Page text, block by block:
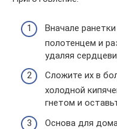
Вначале
полотенцем и
удаляя
Сложите их в
холодной
гнетом и
Основа для